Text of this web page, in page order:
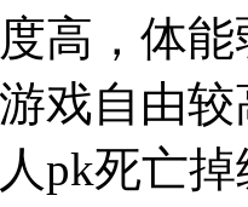
高，体
戏自由
pk死亡